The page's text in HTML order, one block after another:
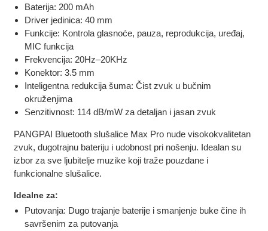
Baterija: 200 mAh
Driver jedinica: 40 mm
Funkcije: Kontrola glasnoće, pauza, reprodukcija, uređaj,
MIC funkcija
Frekvencija: 20Hz–20KHz
Konektor: 3.5 mm
Inteligentna redukcija šuma: Čist zvuk u bučnim
okruženjima
Senzitivnost: 114 dB/mW za detaljan i jasan zvuk
PANGPAI Bluetooth slušalice Max Pro nude visokokvalitetan
zvuk, dugotrajnu bateriju i udobnost pri nošenju. Idealan su
izbor za sve ljubitelje muzike koji traže pouzdane i
funkcionalne slušalice.
Idealne za:
Putovanja: Dugo trajanje baterije i smanjenje buke čine ih
savršenim za putovanja